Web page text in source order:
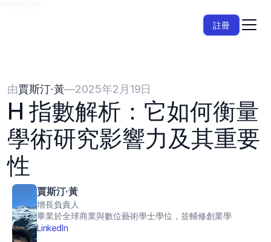
註冊
由賈斯汀·黃—2025年2月19日
H 指數解析：它如何衡量
學術研究影響力及其重要
性
賈斯汀·黃
增長負責人
畢業於全球商業與數位藝術學士學位，並輔修創業學
LinkedIn